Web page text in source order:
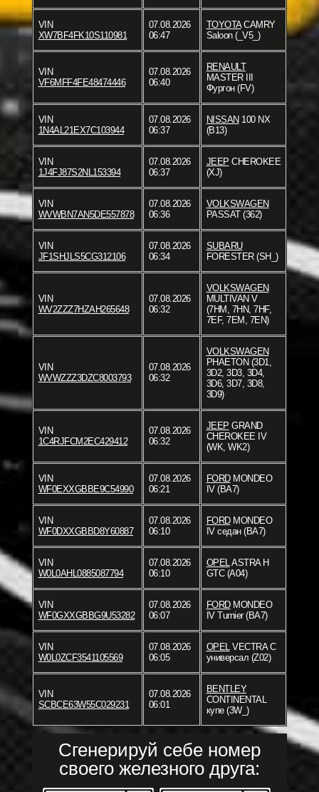
VIN
XW7BF4FK10S110981
07.08.2026
06:47
TOYOTACAMRY
Saloon (_V5_)
VIN
VF6MFF4FE48474446
07.08.2026
06:40
RENAULT
MASTER III
Фургон (FV)
VIN
1N4AL21EX7C103944
07.08.2026
06:37
NISSAN 100 NX
(B13)
VIN
1J4FJ87S2NL153394
07.08.2026
06:37
JEEP CHEROKEE
(XJ)
VIN
WVWBN7AN5DE557878
07.08.2026
06:36
VOLKSWAGEN
PASSAT (362)
VIN
JF1SHJLS5CG312106
07.08.2026
06:34
SUBARU
FORESTER (SH_)
VIN
WV2ZZZ7HZAH265648
07.08.2026
06:32
VOLKSWAGEN
MULTIVAN V
(7HM, 7HN, 7HF,
7EF, 7EM, 7EN)
VIN
WVWZZZ3DZC8003793
07.08.2026
06:32
VOLKSWAGEN
PHAETON (3D1,
3D2, 3D3, 3D4,
3D6, 3D7, 3D8,
3D9)
VIN
1C4RJFCM2EC429412
07.08.2026
06:32
JEEP GRAND
CHEROKEE IV
(WK, WK2)
VIN
WF0EXXGBBE9C54990
07.08.2026
06:21
FORDMONDEO
IV (BA7)
VIN
WF0DXXGBBD8Y60887
07.08.2026
06:10
FORDMONDEO
IV седан (BA7)
VIN
W0L0AHL0885087794
07.08.2026
06:10
OPELASTRA H
GTC (A04)
VIN
WF0GXXGBBG9U53282
07.08.2026
06:07
FORDMONDEO
IV Turnier (BA7)
VIN
W0L0ZCF3541105569
07.08.2026
06:05
OPELVECTRA C
универсал (Z02)
VIN
SCBCE63W55C029231
07.08.2026
06:01
BENTLEY
CONTINENTAL
купе (3W_)
Сгенерируй себе номер
своего железного друга: